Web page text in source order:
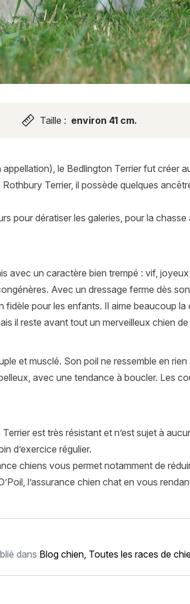
Taille : environ 41 cm.
appellation), le Bedlington Terrier fut créer
Terrier, il possède quelques
pour dératiser les galeries, pour la
avec un caractère bien trempé : vif,
Avec un dressage ferme dès
pour les enfants. Il aime beaucoup
il reste avant tout un merveilleux chien
et musclé. Son poil ne ressemble en
avec une tendance à boucler. Les
est très résistant et n’est sujet à
d’exercice régulier.
chiens vous permet notamment de
l’assurance chien chat en vous
dans Blog chien, Toutes les races de